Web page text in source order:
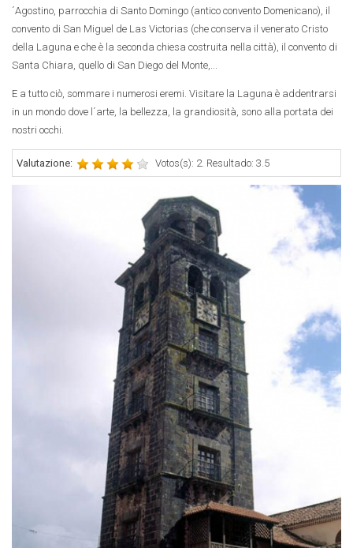
´Agostino, parrocchia di Santo Domingo (antico convento Domenicano), il
convento di San Miguel de Las Victorias (che conserva il venerato Cristo
della Laguna e che è la seconda chiesa costruita nella città), il convento di
Santa Chiara, quello di San Diego del Monte,...
E a tutto ciò, sommare i numerosi eremi. Visitare la Laguna è addentrarsi
in un mondo dove l´arte, la bellezza, la grandiosità, sono alla portata dei
nostri occhi.
Valutazione: Votos(s): 2. Resultado: 3.5